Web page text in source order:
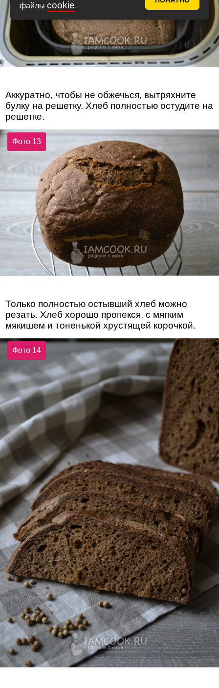
файлы cookie.
Аккуратно, чтобы не обжечься, вытряхните
булку на решетку. Хлеб полностью остудите на
решетке.
Фото 13
Только полностью остывший хлеб можно
резать. Хлеб хорошо пропекся, с мягким
мякишем и тоненькой хрустящей корочкой.
Фото 14